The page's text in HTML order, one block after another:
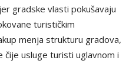
gradske vlasti pokušavaju
turističkim
menja strukturu gradova,
čije usluge turisti uglavnom i